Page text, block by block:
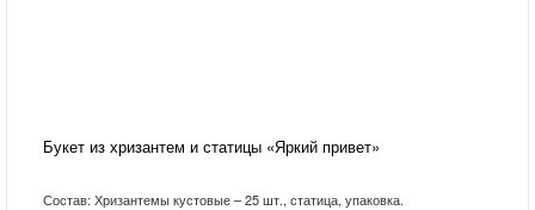
Букет из хризантем и статицы «Яркий привет»
Состав: Хризантемы кустовые – 25 шт., статица, упаковка.